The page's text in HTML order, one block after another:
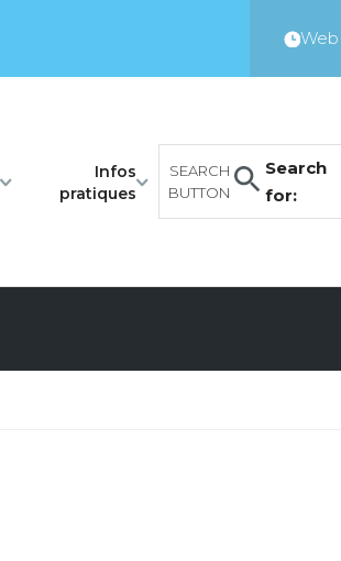
Infos
pratiques
Search
for:
SEARCH
BUTTON